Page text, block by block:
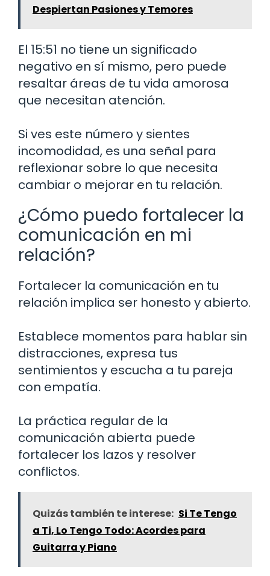
Despiertan Pasiones y Temores
El 15:51 no tiene un significado
negativo en sí mismo, pero puede
resaltar áreas de tu vida amorosa
que necesitan atención.
Si ves este número y sientes
incomodidad, es una señal para
reflexionar sobre lo que necesita
cambiar o mejorar en tu relación.
¿Cómo puedo fortalecer la
comunicación en mi
relación?
Fortalecer la comunicación en tu
relación implica ser honesto y abierto.
Establece momentos para hablar sin
distracciones, expresa tus
sentimientos y escucha a tu pareja
con empatía.
La práctica regular de la
comunicación abierta puede
fortalecer los lazos y resolver
conflictos.
Quizás también te interese: Si Te Tengo
a Ti, Lo Tengo Todo: Acordes para
Guitarra y Piano